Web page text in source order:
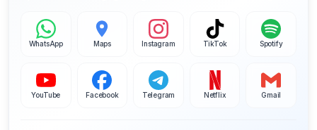
WhatsApp Maps Instagram TikTok Spotify
YouTube Facebook Telegram Netflix Gmail